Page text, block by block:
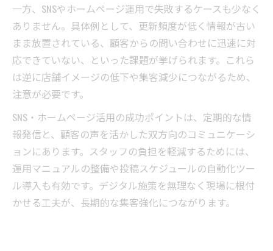
一方、SNSやホームページ運用で失敗するケースも少なく
ありません。具体例として、更新頻度が低く情報が古い
まま放置されている、顧客からの問い合わせに迅速に対
応できていない、といった課題が挙げられます。これら
は逆に店舗イメージの低下や集客減少につながるため、
注意が必要です。
SNS・ホームページ活用の成功ポイントは、定期的な情
報発信と、顧客の声を活かした双方向のコミュニケーシ
ョンにあります。スタッフの負担を軽減するためには、
運用マニュアルの整備や投稿スケジュールの自動化ツー
ル導入も有効です。デジタル施策を無理なく現場に根付
かせる工夫が、長期的な集客強化につながります。